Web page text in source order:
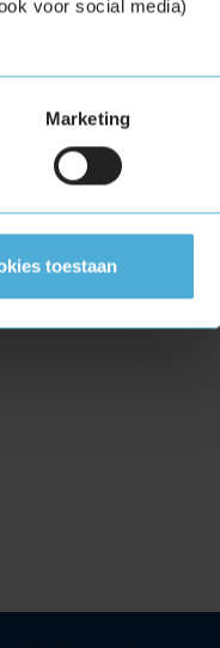
voor social media)
Marketing
toestaan